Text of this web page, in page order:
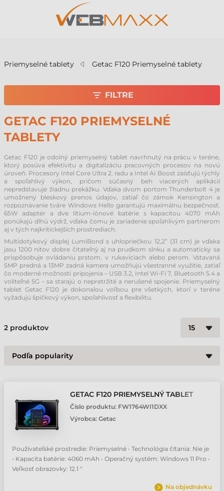
Priemyselné tablety Getac F120 Priemyselné tablety
GETAC F120 PRIEMYSELNÉ
TABLETY
Getac F120 je odolný priemyselný tablet navrhnutý na prácu v teréne,
ktorý posúva efektivitu a digitalizáciu pracovných procesov na novú
úroveň. Procesory Intel Core Ultra 2. radu a Intel AI Boost zaisťujú rýchly
a spoľahlivý výkon, pričom súčasný beh viacerých aplikácií
nepredstavuje žiadnu prekážku. Vďaka dvom portom Thunderbolt 4 je
umožnený bleskový prenos údajov, zatiaľ čo zámok Kensington a
rozpoznávanie tváre Windows Hello garantujú maximálnu bezpečnosť.
65W adaptér a dve lítium-iónové batérie s kapacitou 4070 mAh
ponúkajú dlhú výdrž, vďaka čomu je zariadenie spoľahlivým partnerom
aj v tých najkritickejších prostrediach.
Multidotykový displej LumiBond s uhlopriečkou 12,2” (31 cm) je vďaka
jasu 1200 nitov dobre čitateľný aj na prudkom slnku a automaticky sa
prispôsobuje ovládaniu prstom, v rukaviciach alebo perom. Vstavaná
5MP predná a 13MP zadná kamera umožňujú všestranné využitie, zatiaľ
čo moderné možnosti pripojenia – USB 3.2, Intel Wi-Fi 7, Bluetooth 5.4 a
voliteľné 5G – sa starajú o nepretržité a nerušené spojenie. Priemyselný
tablet Getac F120 je dokonalou voľbou pre všetkých, ktorí v teréne
vyžadujú špičkový výkon, spoľahlivosť a flexibilitu.
2 produktov
GETAC F120 PRIEMYSELNÝ TABLET
Číslo produktu: FW1764WI1DXX
Výrobca: Getac
Používateľské prostredie: Priemyselné • Technológia čítania: Nie je
• Kapacita batérie: 4060 mAh • Operačný systém: Windows 11 Pro •
Veľkosť obrazovky: 12.1 "
Na objednávku
FILTRE